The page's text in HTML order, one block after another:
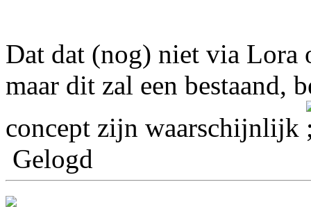
Dat dat (nog) niet via Lora
maar dit zal een bestaand,
concept zijn waarschijnlijk
Gelogd